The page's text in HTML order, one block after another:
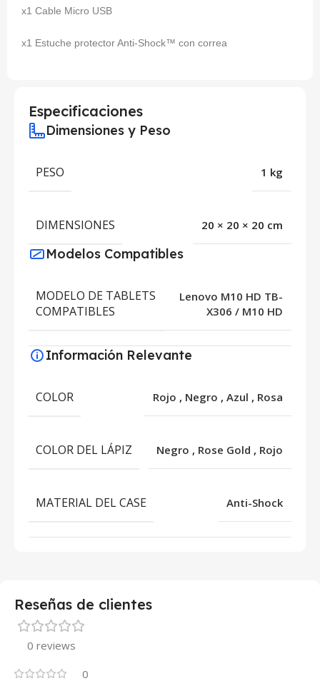
x1 Cable Micro USB
x1 Estuche protector Anti-Shock™ con correa
Especificaciones
Dimensiones y Peso
PESO 1 kg
DIMENSIONES 20 × 20 × 20 cm
Modelos Compatibles
MODELO DE TABLETS
COMPATIBLES
Lenovo M10 HD TB-
X306 / M10 HD
Información Relevante
COLOR Rojo , Negro , Azul , Rosa
COLOR DEL LÁPIZ Negro , Rose Gold , Rojo
MATERIAL DEL CASE Anti-Shock
Reseñas de clientes
0 reviews
0